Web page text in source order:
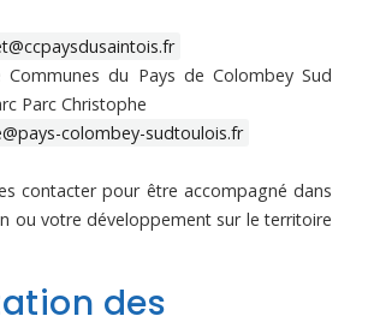
Communes du Pays de Colombey Sud
Parc Christophe
colombey-sudtoulois.fr
contacter pour être accompagné dans
ou votre développement sur le territoire
des